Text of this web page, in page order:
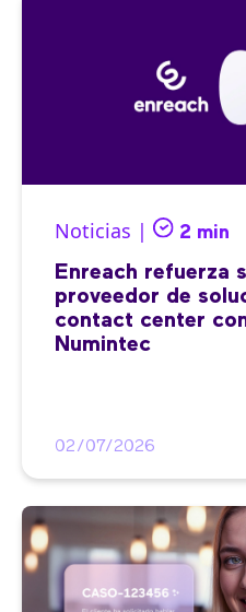
Noticias | 2 min
Enreach refuerza
proveedor de
contact center
Numintec
02/07/2026